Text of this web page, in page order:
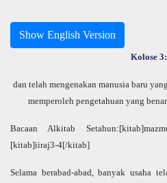
Show English Version
Kolose
dan telah mengenakan manusia baru
memperoleh pengetahuan yang
Bacaan Alkitab
[kitab]iiraj3-4[/kitab]
Selama berabad-abad, banyak usaha